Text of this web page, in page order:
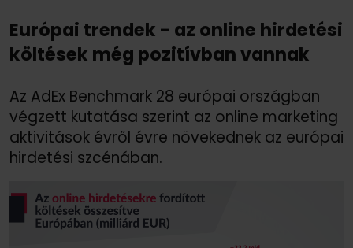
Európai trendek - az online hirdetési
költések még pozitívban vannak
Az AdEx Benchmark 28 európai országban
végzett kutatása szerint az online marketing
aktivitások évről évre növekednek az európai
hirdetési szcénában.